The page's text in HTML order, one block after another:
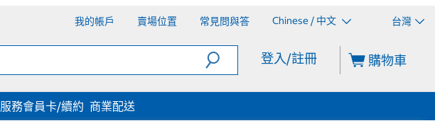
我的帳戶 賣場位置 常見問與答 Chinese / 中文 台灣
登入/註冊 購物車
務會員卡/續約 商業配送